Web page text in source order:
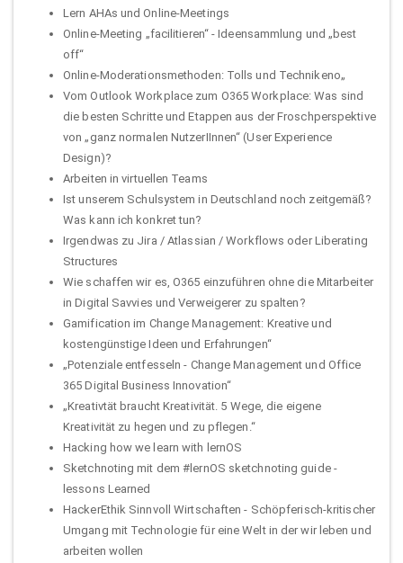
Lern AHAs und Online-Meetings
Online-Meeting „facilitieren“ - Ideensammlung und „best
off“
Online-Moderationsmethoden: Tolls und Technikeno„
Vom Outlook Workplace zum O365 Workplace: Was sind
die besten Schritte und Etappen aus der Froschperspektive
von „ganz normalen NutzerIInnen“ (User Experience
Design)?
Arbeiten in virtuellen Teams
Ist unserem Schulsystem in Deutschland noch zeitgemäß?
Was kann ich konkret tun?
Irgendwas zu Jira / Atlassian / Workflows oder Liberating
Structures
Wie schaffen wir es, O365 einzuführen ohne die Mitarbeiter
in Digital Savvies und Verweigerer zu spalten?
Gamification im Change Management: Kreative und
kostengünstige Ideen und Erfahrungen“
„Potenziale entfesseln - Change Management und Office
365 Digital Business Innovation“
„Kreativtät braucht Kreativität. 5 Wege, die eigene
Kreativität zu hegen und zu pflegen.“
Hacking how we learn with lernOS
Sketchnoting mit dem #lernOS sketchnoting guide -
lessons Learned
HackerEthik Sinnvoll Wirtschaften - Schöpferisch-kritischer
Umgang mit Technologie für eine Welt in der wir leben und
arbeiten wollen